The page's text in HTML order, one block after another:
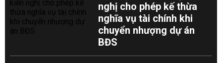
nghị cho phép kế thừa
nghĩa vụ tài chính khi
chuyển nhượng dự án
BĐS